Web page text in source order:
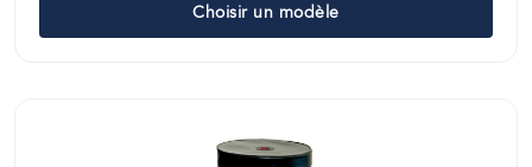
Choisir un modèle